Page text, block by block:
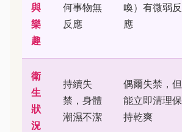
與
樂
趣
何事物無
反應
喚）有微弱反
應
衛
生
狀
況
持續失
禁，身體
潮濕不潔
偶爾失禁，但
能立即清理保
持乾爽